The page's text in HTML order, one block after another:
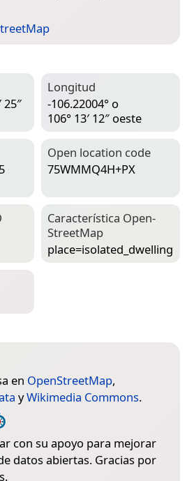
25″
Longitud
-106.22004° o
106° 13′ 12″ oeste
Open location code
75WMMQ4H+PX
Característica Open­
Street­Map
place=­isolated_dwelling
en OpenStreetMap,
yWikimedia Commons.
con su apoyo para mejorar
datos abiertas. Gracias por